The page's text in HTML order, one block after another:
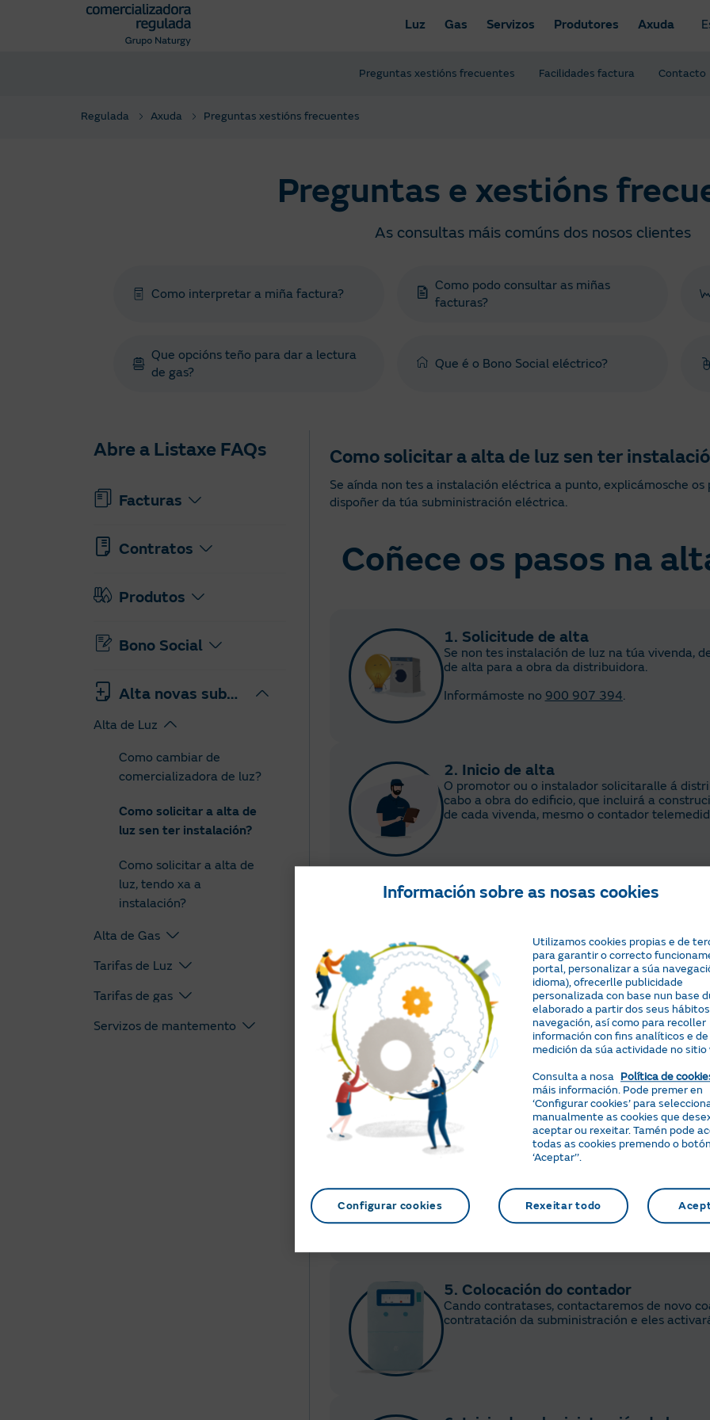
Pasar
contenido
Luz Gas Servizos Produtores Axuda
Preguntas xestións frecuentes Facilidades factura Contacto
Regulada Axuda Preguntas xestións frecuentes
Preguntas e xestións
As consultas máis comúns dos nosos clientes
Como interpretar a miña factura?
Como podo consultar as miñas
facturas?
Que opcións teño para dar a lectura
de gas?
Que é o Bono Social eléctrico?
Abre a Listaxe FAQs
Facturas
Contratos
Produtos
Bono Social
Alta novas subministracións
Alta de Luz
Como cambiar de
comercializadora de luz?
Como solicitar a alta de
luz sen ter instalación?
Como solicitar a alta de
luz, tendo xa a
instalación?
Alta de Gas
Tarifas de Luz
Tarifas de gas
Servizos de mantemento
Como solicitar a alta de luz sen ter
Se aínda non tes a instalación eléctrica a punto, explicámosche
dispoñer da túa subministración eléctrica.
Coñece os pasos na
1. Solicitude de alta
Se non tes instalación de luz na túa vivenda,
de alta para a obra da distribuidora.
Informámoste no 900 907 394.
2. Inicio de alta
O promotor ou o instalador solicitaralle á
cabo a obra do edificio, que incluirá a
de cada vivenda, mesmo o contador
3. Obtención do CUPS e o CIE
A distribuidora da túa zona informará ao
O instalador facilitará este dato (CUPS) ao
4. Elección de tarifa e contratación
Inicia a contratación da tarifa PVPC
Pedirémosche os seguintes datos:
NIF/CIF/NIE do titular
Datos bancarios para a domiciliación
Enderezo da subministración
Código CUPS
Durante o proceso de contratación poderás
Coñecer PVPC
5. Colocación do contador
Cando contratases, contactaremos de novo
contratación da subministración e eles
Información sobre as nosas cookies
Utilizamos cookies propias e de
para garantir o correcto
portal, personalizar a súa
idioma), ofrecerlle publicidade
personalizada con base nun base
elaborado a partir dos seus
navegación, así como para recoller
información con fins analíticos e de
medición da súa actividade no sitio
Consulta a nosa Política de
máis información. Pode premer en
‘Configurar cookies’ para
manualmente as cookies que
aceptar ou rexeitar. Tamén pode
todas as cookies premendo o botón
‘Aceptar’’.
Rexeitar todo
Configurar cookies